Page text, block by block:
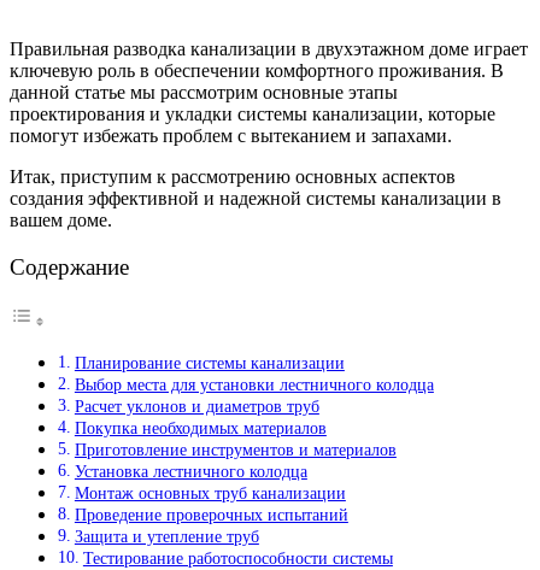
Правильная разводка канализации в двухэтажном доме играет
ключевую роль в обеспечении комфортного проживания. В
данной статье мы рассмотрим основные этапы
проектирования и укладки системы канализации, которые
помогут избежать проблем с вытеканием и запахами.
Итак, приступим к рассмотрению основных аспектов
создания эффективной и надежной системы канализации в
вашем доме.
Содержание
Планирование системы канализации
Выбор места для установки лестничного колодца
Расчет уклонов и диаметров труб
Покупка необходимых материалов
Приготовление инструментов и материалов
Установка лестничного колодца
Монтаж основных труб канализации
Проведение проверочных испытаний
Защита и утепление труб
Тестирование работоспособности системы